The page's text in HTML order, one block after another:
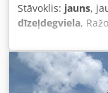
Stāvoklis: jauns,
dīzeļdegviela,
kravas: 9 780 kg.
sazinieties ar
Ai Eek